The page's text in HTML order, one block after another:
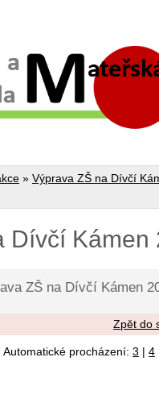
» Výprava ZŠ na Dívčí
Dívčí Kámen
ZŠ na Dívčí Kámen
Zpět do
Automatické procházení: 3 | 4